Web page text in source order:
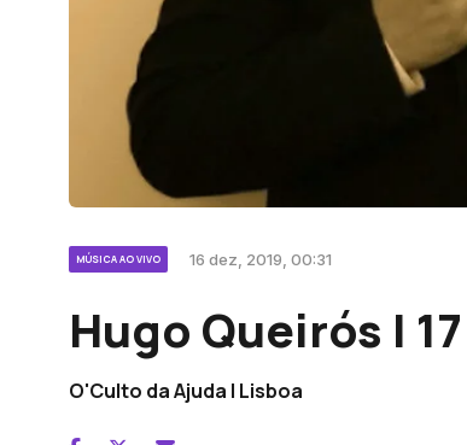
MÚSICA AO VIVO 16 dez, 2019, 00:31
Hugo Queirós |
O'Culto da Ajuda | Lisboa